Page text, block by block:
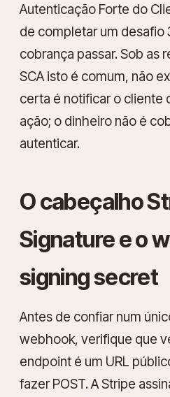
Autenticação Forte do
de completar um desafio
cobrança passar. Sob as
SCA isto é comum, não
certa é notificar o cliente
ação; o dinheiro não é
autenticar.
O cabeçalho
Signature e o
signing secret
Antes de confiar num
webhook, verifique que
endpoint é um URL
fazer POST. A Stripe